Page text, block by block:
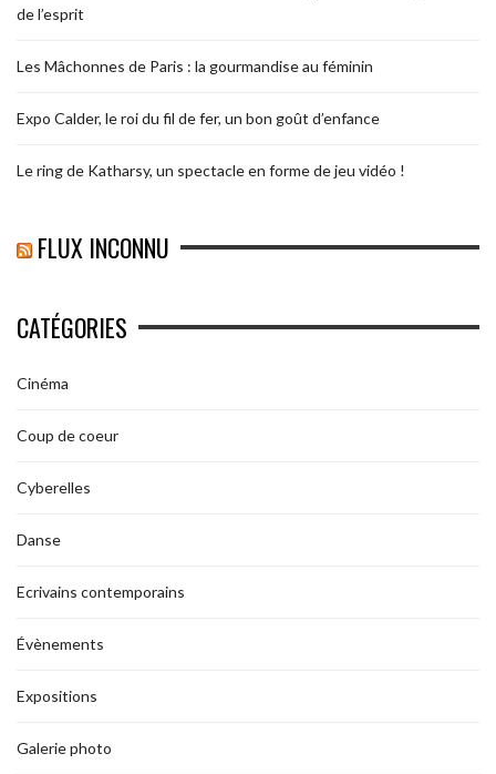
de l’esprit
Les Mâchonnes de Paris : la gourmandise au féminin
Expo Calder, le roi du fil de fer, un bon goût d’enfance
Le ring de Katharsy, un spectacle en forme de jeu vidéo !
FLUX INCONNU
CATÉGORIES
Cinéma
Coup de coeur
Cyberelles
Danse
Ecrivains contemporains
Évènements
Expositions
Galerie photo